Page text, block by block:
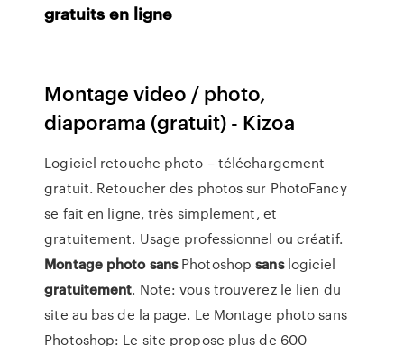
gratuits en ligne
Montage video / photo,
diaporama (gratuit) - Kizoa
Logiciel retouche photo – téléchargement
gratuit. Retoucher des photos sur PhotoFancy
se fait en ligne, très simplement, et
gratuitement. Usage professionnel ou créatif.
Montage photo sansPhotoshopsanslogiciel
gratuitement. Note: vous trouverez le lien du
site au bas de la page. Le Montage photo sans
Photoshop: Le site propose plus de 600